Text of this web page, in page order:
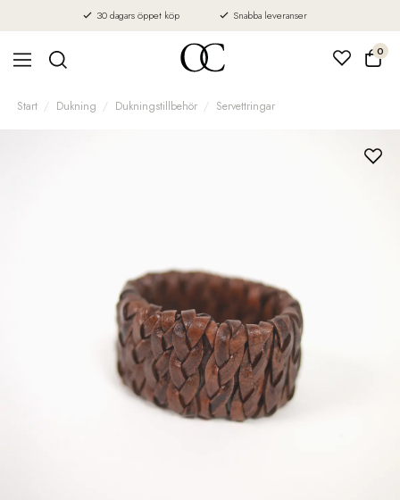
30 dagars öppet köp Snabba leveranser
0
Start Dukning Dukningstillbehör Servettringar